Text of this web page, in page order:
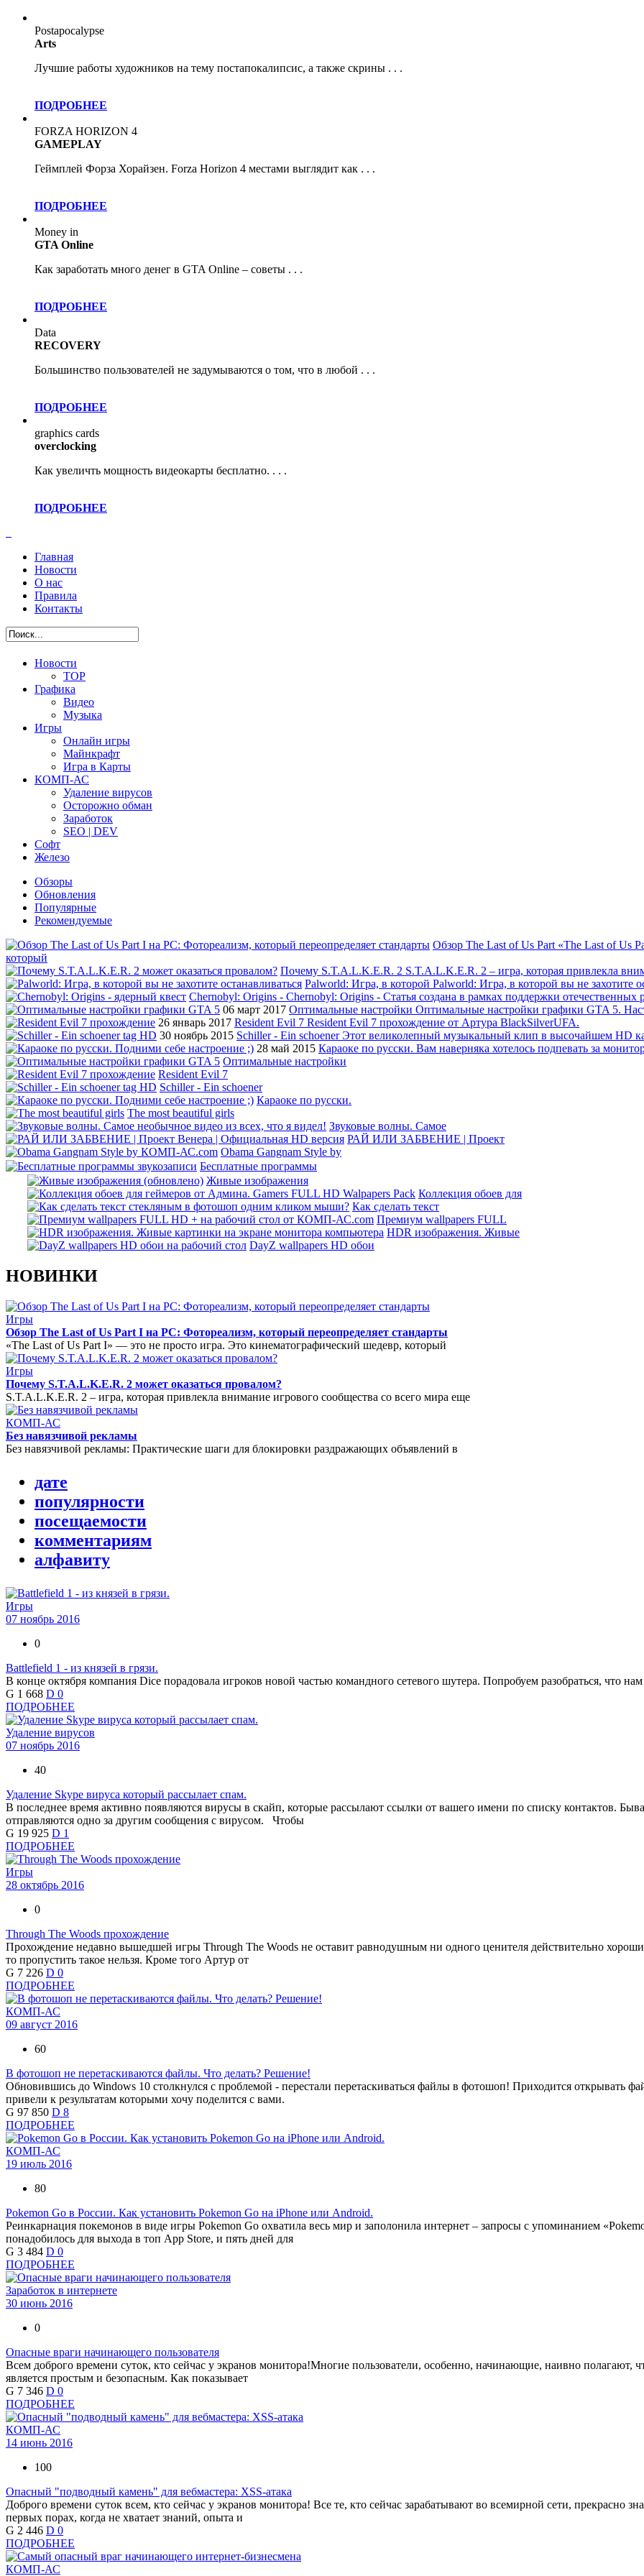
Postapocalypse
Arts
Лучшие работы художников на тему постапокалипсис, а также скрины . . .
ПОДРОБНЕЕ
FORZA HORIZON 4
GAMEPLAY
Геймплей Форза Хорайзен. Forza Horizon 4 местами выглядит как . . .
ПОДРОБНЕЕ
Money in
GTA Online
Как заработать много денег в GTA Online – советы . . .
ПОДРОБНЕЕ
Data
RECOVERY
Большинство пользователей не задумываются о том, что в любой . . .
ПОДРОБНЕЕ
graphics cards
overclocking
Как увеличть мощность видеокарты бесплатно. . . .
ПОДРОБНЕЕ
Главная
Новости
О нас
Правила
Контакты
Новости
TOP
Графика
Видео
Музыка
Игры
Онлайн игры
Майнкрафт
Игра в Карты
КОМП-АС
Удаление вирусов
Осторожно обман
Заработок
SEO | DEV
Софт
Железо
Обзоры
Обновления
Популярные
Рекомендуемые
Обзор The Last of Us Part «The Last of Us
который
Почему S.T.A.L.K.E.R. 2 S.T.A.L.K.E.R. 2 – игра, которая привлекла
Palworld: Игра, в которой Palworld: Игра, в которой вы не
Chernobyl: Origins - Chernobyl: Origins - Статья создана в рамках поддержки отечественных
06 март 2017 Оптимальные настройки Оптимальные настройки графики GTA 5.
26 январь 2017 Resident Evil 7 Resident Evil 7 прохождение от Артура BlackSilverUFA.
30 ноябрь 2015 Schiller - Ein schoenerЭтот великолепный музыкальный клип в высочайшем HD
28 май 2015 Караоке по русски. Вам наверняка хотелось подпевать за
Оптимальные настройки
Resident Evil 7
Schiller - Ein schoener
Караоке по русски.
The most beautiful girls
Звуковые волны. Cамое
РАЙ ИЛИ ЗАБВЕНИЕ | Проект
Obama Gangnam Style by
Бесплатные программы
Живые изображения
Коллекция обоев для
Как сделать текст
Премиум wallpapers FULL
HDR изображения. Живые
DayZ wallpapers HD обои
НОВИНКИ
Игры
Обзор The Last of Us Part I на PC: Фотореализм, который переопределяет стандарты
«The Last of Us Part I» — это не просто игра. Это кинематографический шедевр, который
Игры
Почему S.T.A.L.K.E.R. 2 может оказаться провалом?
S.T.A.L.K.E.R. 2 – игра, которая привлекла внимание игрового сообщества со всего мира еще
КОМП-АС
Без навязчивой рекламы
Без навязчивой рекламы: Практические шаги для блокировки раздражающих объявлений в
дате
популярности
посещаемости
комментариям
алфавиту
Игры
07 ноябрь 2016
0
Battlefield 1 - из князей в грязи.
В конце октября компания Dice порадовала игроков новой частью командного сетевого шутера. Попробуем разобраться, что
G 1 668 D 0
ПОДРОБНЕЕ
Удаление вирусов
07 ноябрь 2016
40
Удаление Skype вируса который рассылает спам.
В последнее время активно появляются вирусы в скайп, которые рассылают ссылки от вашего имени по списку контактов.
отправляются одно за другим сообщения с вирусом. Чтобы
G 19 925 D 1
ПОДРОБНЕЕ
Игры
28 октябрь 2016
0
Through The Woods прохождение
Прохождение недавно вышедшей игры Through The Woods не оставит равнодушным ни одного ценителя действительно
то пропустить такое нельзя. Кроме того Артур от
G 7 226 D 0
ПОДРОБНЕЕ
КОМП-АС
09 август 2016
60
В фотошоп не перетаскиваются файлы. Что делать? Решение!
Обновившись до Windows 10 столкнулся с проблемой - перестали перетаскиваться файлы в фотошоп! Приходится открывать
привели к результатам которыми хочу поделится с вами.
G 97 850 D 8
ПОДРОБНЕЕ
КОМП-АС
19 июль 2016
80
Pokemon Go в России. Как установить Pokemon Go на iPhone или Android.
Реинкарнация покемонов в виде игры Pokemon Go охватила весь мир и заполонила интернет – запросы с упоминанием
понадобилось для выхода в топ App Store, и пять дней для
G 3 484 D 0
ПОДРОБНЕЕ
Заработок в интернете
30 июнь 2016
0
Опасные враги начинающего пользователя
Всем доброго времени суток, кто сейчас у экранов монитора!Многие пользователи, особенно, начинающие, наивно полагают,
является простым и безопасным. Как показывает
G 7 346 D 0
ПОДРОБНЕЕ
КОМП-АС
14 июнь 2016
100
Опасный "подводный камень" для вебмастера: XSS-атака
Доброго времени суток всем, кто сейчас у экранов монитора! Все те, кто сейчас зарабатывают во всемирной сети, прекрасно
первых порах, когда не хватает знаний, опыта и
G 2 446 D 0
ПОДРОБНЕЕ
КОМП-АС